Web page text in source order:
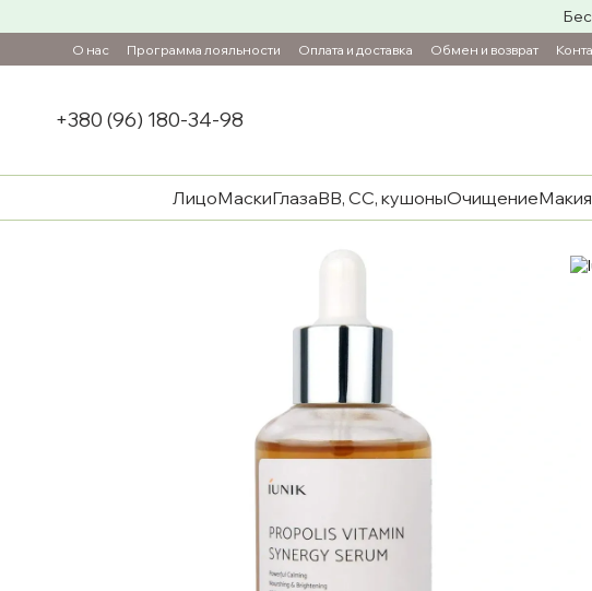
О нас Программа лояльности Оплата и доставка Обмен и возврат
+380 (96) 180-34-98
ЛицоМаскиГлазаВВ, СС, кушоныОчищение